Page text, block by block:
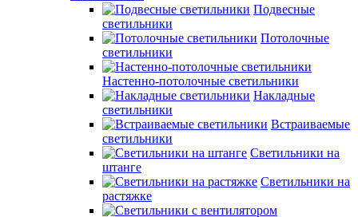
Подвесные
светильники
Потолочные
светильники
Настенно-потолочные светильники
Накладные
светильники
Встраиваемые
светильники
Светильники на
штанге
Светильники на
растяжке